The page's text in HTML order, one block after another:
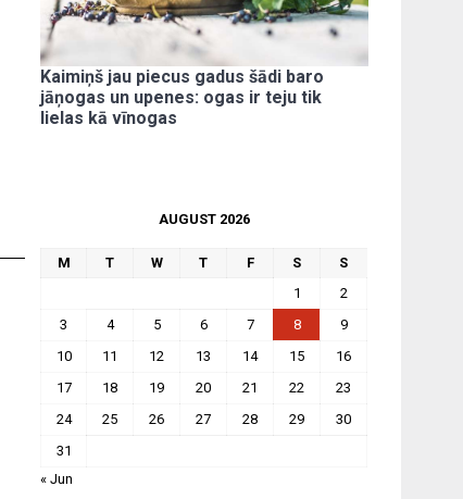
Kaimiņš jau piecus gadus šādi baro
jāņogas un upenes: ogas ir teju tik
lielas kā vīnogas
AUGUST 2026
M T W T F S
S
1
2
3
4 5 6 7 8
9
10
11 12 13 14 15
16
17
18 19 20 21 22
23
24
25 26 27 28 29
30
31
« Jun